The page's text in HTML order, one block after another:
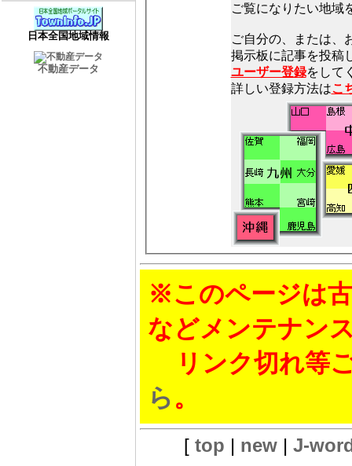
日本全国地域情報
不動産データ
ご覧になりたい地域
ご自分の、または、
ユーザー登録をして
詳しい登録方法はこ
※このページは
などメンテナン
リンク切れ等
ら。
[ top | new| J-